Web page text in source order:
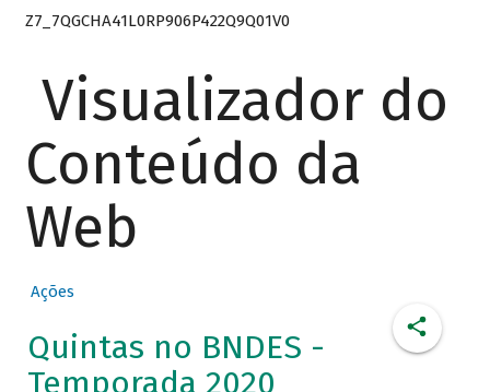
Z7_7QGCHA41L0RP906P422Q9Q01V0
Visualizador do
Conteúdo da
Web
Ações
Quintas no BNDES -
Temporada 2020